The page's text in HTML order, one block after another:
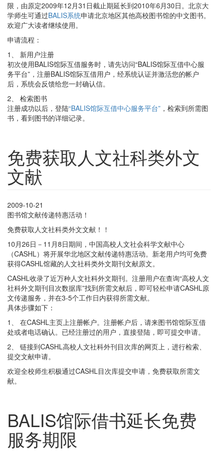
限，由原定2009年12月31日截止期延长到2010年6月30日。北京大
学师生可通过BALIS系统申请北京地区其他高校图书馆的中文图书。
欢迎广大读者继续使用。
申请流程：
1、 新用户注册
初次使用BALIS馆际互借服务时，请先访问“BALIS馆际互借中心服
务平台”，注册BALIS馆际互借用户，经系统认证并激活您的帐户
后，系统会反馈给您一封确认信。
2、 检索图书
注册成功以后，登陆“BALIS馆际互借中心服务平台” ，检索到所需图
书，看到图书的详细记录。
免费获取人文社科类外文
文献
2009-10-21
图书馆文献传递特惠活动！
免费获取人文社科类外文文献！！
10月26日－11月8日期间，中国高校人文社会科学文献中心
（CASHL）将开展华北地区文献传递特惠活动。新老用户均可免费
获得CASHL馆藏的人文社科类外文期刊文献原文。
CASHL收录了近万种人文社科外文期刊。注册用户在查询“高校人文
社科外文期刊目次数据库”找到所需文献后，即可轻松申请CASHL原
文传递服务，并在3-5个工作日内获得所需文献。
具体步骤如下：
1、 在CASHL主页上注册帐户。注册帐户后，请来图书馆馆际互借
处或者电话确认。已经注册过的用户，直接登陆，即可提交申请。
2、 链接到CASHL高校人文社科外刊目次库的网页上，进行检索、
提交文献申请。
欢迎全校师生积极通过CASHL目次库提交申请，免费获取所需文
献。
BALIS馆际借书延长免费
服务期限